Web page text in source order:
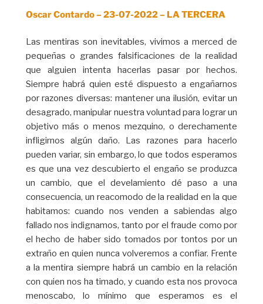
Oscar Contardo – 23-07-2022 – LA TERCERA
Las mentiras son inevitables, vivimos a merced de
pequeñas o grandes falsificaciones de la realidad
que alguien intenta hacerlas pasar por hechos.
Siempre habrá quien esté dispuesto a engañarnos
por razones diversas: mantener una ilusión, evitar un
desagrado, manipular nuestra voluntad para lograr un
objetivo más o menos mezquino, o derechamente
infligirnos algún daño. Las razones para hacerlo
pueden variar, sin embargo, lo que todos esperamos
es que una vez descubierto el engaño se produzca
un cambio, que el develamiento dé paso a una
consecuencia, un reacomodo de la realidad en la que
habitamos: cuando nos venden a sabiendas algo
fallado nos indignamos, tanto por el fraude como por
el hecho de haber sido tomados por tontos por un
extraño en quien nunca volveremos a confiar. Frente
a la mentira siempre habrá un cambio en la relación
con quien nos ha timado, y cuando esta nos provoca
menoscabo, lo mínimo que esperamos es el